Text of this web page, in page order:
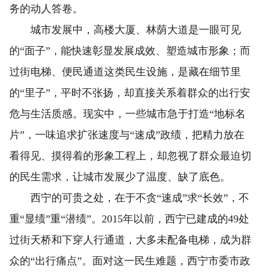
务的动人答卷。
城市发展中，高楼大厦、林荫大道是一眼可见
的“面子”，能快速彰显发展成效、塑造城市形象；而
过街电梯、便民通道这类民生设施，是藏在细节里
的“里子”，平时不张扬，却直接关系着群众的出行安
危与生活质感。现实中，一些城市急于打造“地标名
片”，一味追求扩张速度与“速成”政绩，把精力放在
看得见、摸得着的形象工程上，却忽视了群众最迫切
的民生需求，让城市发展少了温度、缺了底色。
西宁的可贵之处，在于不贪“速成”求“长效”，不
重“显绩”重“潜绩”。2015年以前，西宁已建成的49处
过街天桥和下穿人行通道，大多未配备电梯，成为群
众的“出行痛点”。面对这一民生难题，西宁市委市政